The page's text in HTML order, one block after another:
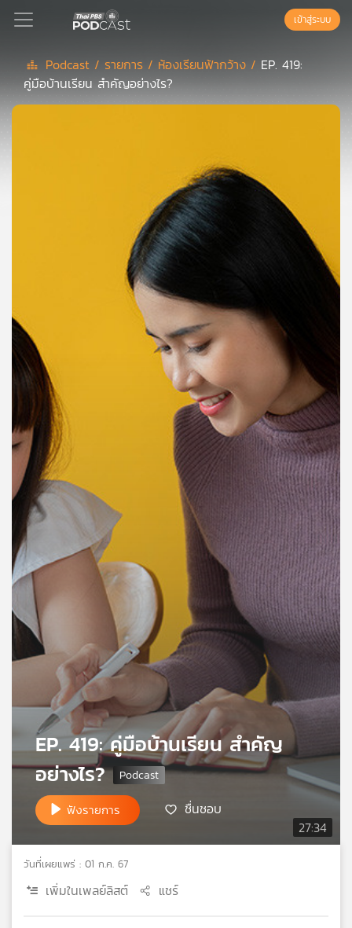
Podcast
สต์
ของ
คุณ
เพลง
บทความ
ข่าว
และ
กิจกรรม
เกี่ยว
เรา
วิทยุ
ไทย
แผนที่
เข้าสู่ระบบ
Podcast / รายการ / ห้องเรียนฟ้ากว้าง / EP. 419:
คู่มือบ้านเรียน สำคัญอย่างไร?
27:34
EP. 419: คู่มือบ้านเรียน สำคัญ
อย่างไร?
ฟังรายการ ชื่นชอบ
วันที่เผยแพร่ : 01 ก.ค. 67
เพิ่มในเพลย์ลิสต์ แชร์